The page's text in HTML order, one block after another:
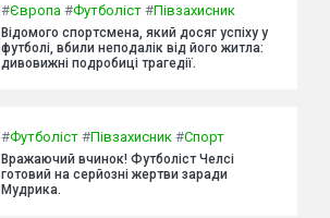
#Європа #Футболіст #Півзахисник
Відомого спортсмена, який досяг успіху у
футболі, вбили неподалік від його житла:
дивовижні подробиці трагедії.
#Футболіст #Півзахисник #Спорт
Вражаючий вчинок! Футболіст Челсі
готовий на серйозні жертви заради
Мудрика.